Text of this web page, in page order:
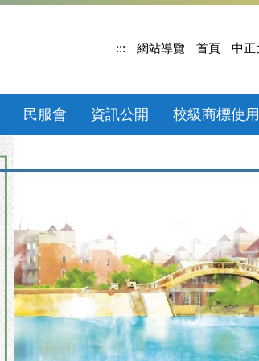
::: 網站導覽 首頁 中正
民服會 資訊公開 校級商標使